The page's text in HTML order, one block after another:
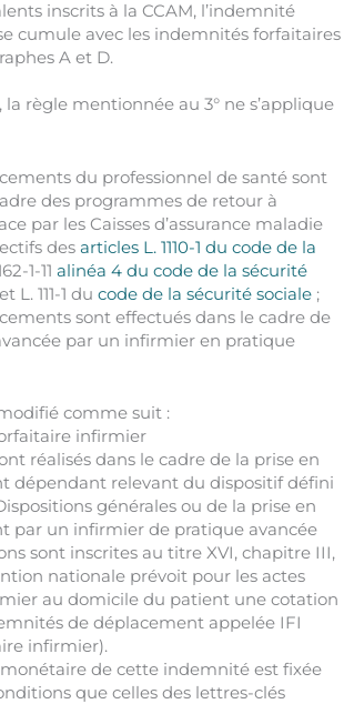
inscrits à la CCAM, l’indemnité
cumule avec les indemnités forfaitaires
A et D.
règle mentionnée au 3° ne s’applique
du professionnel de santé sont
des programmes de retour à
par les Caisses d’assurance maladie
des articles L. 1110-1 du code de la
1-11 alinéa 4 du code de la sécurité
L. 111-1 du code de la sécurité sociale ;
sont effectués dans le cadre de
par un infirmier en pratique
modifié comme suit :
infirmier
réalisés dans le cadre de la prise en
dépendant relevant du dispositif défini
générales ou de la prise en
par un infirmier de pratique avancée
sont inscrites au titre XVI, chapitre III,
nationale prévoit pour les actes
au domicile du patient une cotation
de déplacement appelée IFI
infirmier).
de cette indemnité est fixée
que celles des lettres-clés